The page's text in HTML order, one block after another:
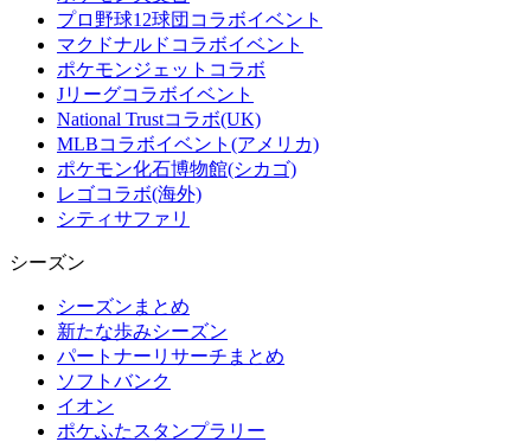
プロ野球12球団コラボイベント
マクドナルドコラボイベント
ポケモンジェットコラボ
Jリーグコラボイベント
National Trustコラボ(UK)
MLBコラボイベント(アメリカ)
ポケモン化石博物館(シカゴ)
レゴコラボ(海外)
シティサファリ
シーズン
シーズンまとめ
新たな歩みシーズン
パートナーリサーチまとめ
ソフトバンク
イオン
ポケふたスタンプラリー